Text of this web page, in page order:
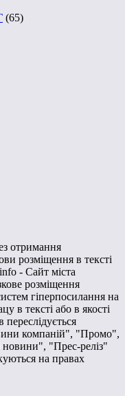
(65)
отримання
розміщення в тексті
- Сайт міста
розміщення
гіперпосилання на
в тексті або в якості
компаній", "Промо",
новини", "Прес-реліз"
на правах